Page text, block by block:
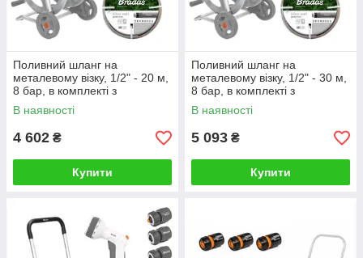
Поливний шланг на
металевому візку, 1/2" - 20 м,
8 бар, в комплекті з
аксесуарами, Bradas
(Польща)
В наявності
4 602 ₴
Купити
Поливний шланг на
металевому візку, 1/2" - 30 м,
8 бар, в комплекті з
аксесуарами, Bradas
(Польща)
В наявності
5 093 ₴
Купити